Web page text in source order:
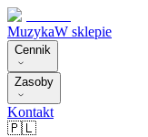
MuzykaW sklepie
Cennik
Zasoby
Kontakt
🇵🇱